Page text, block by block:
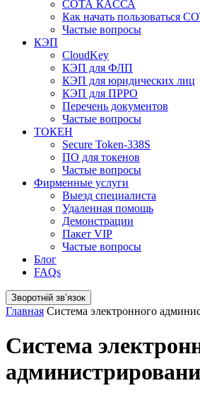
СОТА КАCСА
Как начать пользоваться
Частые вопросы
КЭП
CloudKey
КЭП для ФЛП
КЭП для юридических лиц
КЭП для ПРРО
Перечень документов
Частые вопросы
ТОКЕН
Secure Token-338S
ПО для токенов
Частые вопросы
Фирменные услуги
Выезд специалиста
Удаленная помощь
Демонстрации
Пакет VIP
Частые вопросы
Блог
FAQs
Зворотній звʼязок
Главная Система электронного
Система